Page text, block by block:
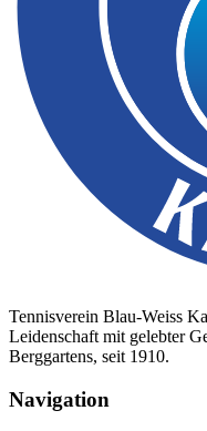
Tennisverein Blau-Weiss
Leidenschaft mit gelebter
Berggartens, seit 1910.
Navigation